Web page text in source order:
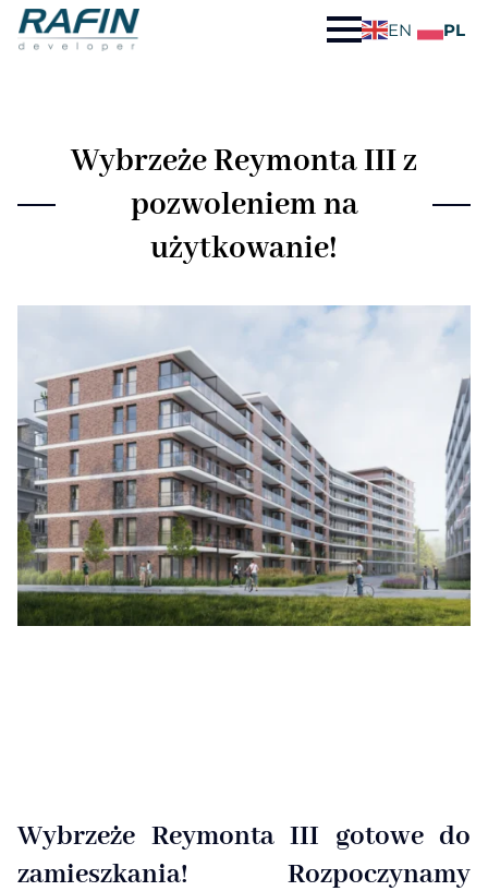
EN PL
Wybrzeże Reymonta III z
pozwoleniem na
użytkowanie!
Wybrzeże Reymonta III gotowe do
zamieszkania! Rozpoczynamy